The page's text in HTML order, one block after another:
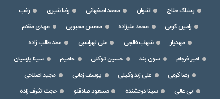
رستاک حلاج
اشوان محمد اصفهانی رضا شیری
راغب
رامین کرمی
محمد علیزاده محسن محبوبی
مهدی مقدم
مهدیار
شهاب فالجی علی لهراسبی
عماد طالب زاده
امیر فرجام
سون بند حسین توکلی حامیم
سینا پارسیان
رضا کرمی
علی زند وکیلی یوسف زمانی
مجید اصلاحی
ابی عالی
سینا درخشنده مسعود صادقلو
حجت اشرف زاده